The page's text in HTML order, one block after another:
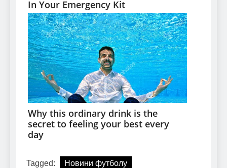
Tagged: Новини футболу